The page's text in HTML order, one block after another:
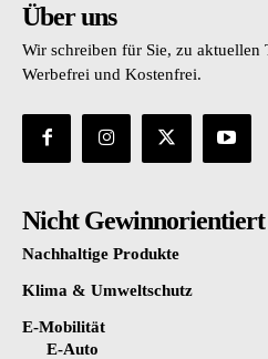
Über uns
Wir schreiben für Sie, zu aktuellen
Werbefrei und Kostenfrei.
Nicht Gewinnorientiert
Nachhaltige Produkte
Klima & Umweltschutz
E-Mobilität
E-Auto